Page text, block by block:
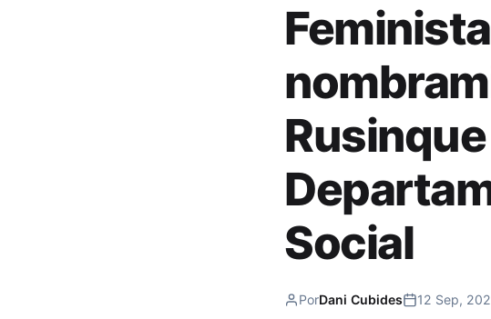
Social
PorDani Cubides 12 Sep,